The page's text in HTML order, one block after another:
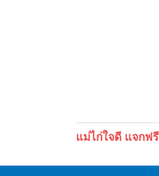
แม่ไก่ใจดี แจกฟ